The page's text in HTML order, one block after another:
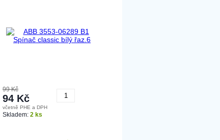
99 Kč
94 Kč
včetně PHE a DPH
Skladem: 2 ks